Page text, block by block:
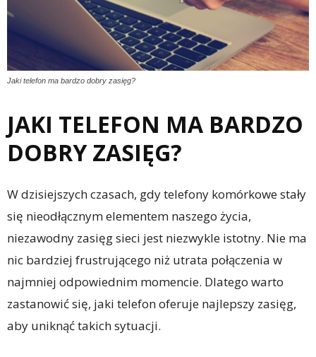
Jaki telefon ma bardzo dobry zasięg?
JAKI TELEFON MA BARDZO
DOBRY ZASIĘG?
W dzisiejszych czasach, gdy telefony komórkowe stały
się nieodłącznym elementem naszego życia,
niezawodny zasięg sieci jest niezwykle istotny. Nie ma
nic bardziej frustrującego niż utrata połączenia w
najmniej odpowiednim momencie. Dlatego warto
zastanowić się, jaki telefon oferuje najlepszy zasięg,
aby uniknąć takich sytuacji.